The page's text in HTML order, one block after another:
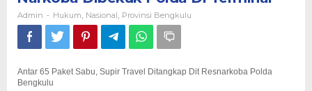
Admin - Hukum Nasional Provinsi Bengkulu
Antar 65 Paket Sabu, Supir Travel Ditangkap Dit Resnarkoba Polda
Bengkulu